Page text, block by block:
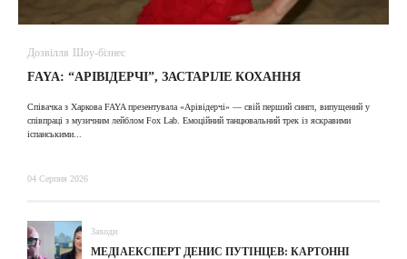
Дозвілля Шоу-бізнес
FAYA: “АРІВІДЕРЧІ”, ЗАСТАРІЛЕ КОХАННЯ
Співачка з Харкова FAYA презентувала «Арівідерчі» — свій перший сингл, випущений у
співпраці з музичним лейблом Fox Lab. Емоційний танцювальний трек із яскравими
іспанськими...
04 Серпня 2026
Заходи
МЕДІАЕКСПЕРТ ДЕНИС ПУТІНЦЕВ: КАРТОННІ